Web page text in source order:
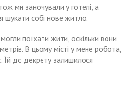
, тож ми заночували у готелі, а
шукати собі нове житло.
поїхати жити, оскільки вони
В цьому місті у мене робота,
до декрету залишилося